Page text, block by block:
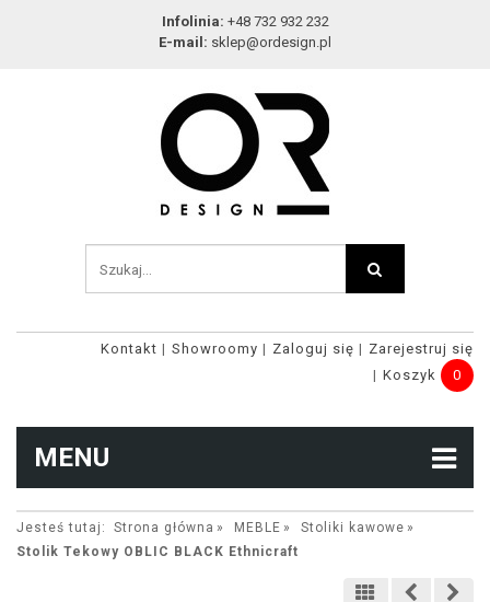
Infolinia: +48 732 932 232
E-mail: sklep@ordesign.pl
Kontakt Showroomy Zaloguj się
Zarejestruj się
Koszyk
0
MENU
Jesteś tutaj: Strona główna MEBLE
Stoliki kawowe
Stolik Tekowy OBLIC BLACK Ethnicraft